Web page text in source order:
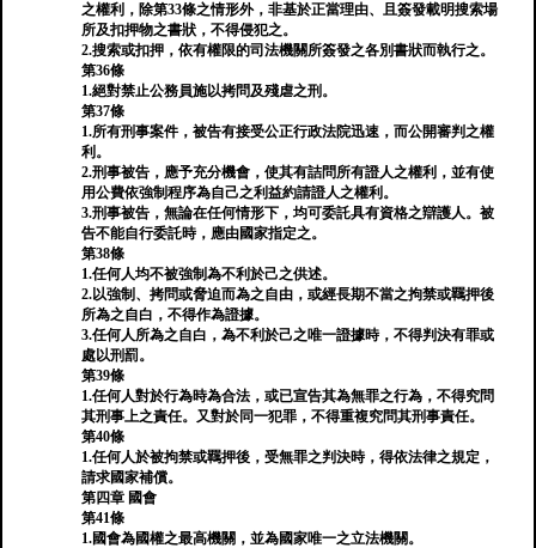
之權利，除第33條之情形外，非基於正當理由、且簽發載明搜索場
所及扣押物之書狀，不得侵犯之。
2.搜索或扣押，依有權限的司法機關所簽發之各別書狀而執行之。
第36條
1.絕對禁止公務員施以拷問及殘虐之刑。
第37條
1.所有刑事案件，被告有接受公正行政法院迅速，而公開審判之權
利。
2.刑事被告，應予充分機會，使其有詰問所有證人之權利，並有使
用公費依強制程序為自己之利益約請證人之權利。
3.刑事被告，無論在任何情形下，均可委託具有資格之辯護人。被
告不能自行委託時，應由國家指定之。
第38條
1.任何人均不被強制為不利於己之供述。
2.以強制、拷問或脅迫而為之自由，或經長期不當之拘禁或羈押後
所為之自白，不得作為證據。
3.任何人所為之自白，為不利於己之唯一證據時，不得判決有罪或
處以刑罰。
第39條
1.任何人對於行為時為合法，或已宣告其為無罪之行為，不得究問
其刑事上之責任。又對於同一犯罪，不得重複究問其刑事責任。
第40條
1.任何人於被拘禁或羈押後，受無罪之判決時，得依法律之規定，
請求國家補償。
第四章 國會
第41條
1.國會為國權之最高機關，並為國家唯一之立法機關。